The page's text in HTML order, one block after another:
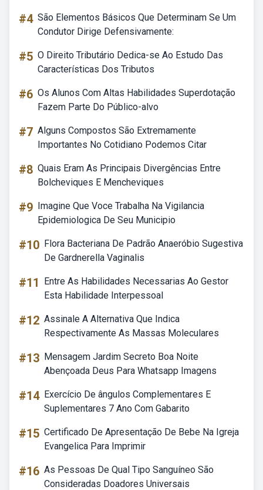
#4 São Elementos Básicos Que Determinam Se Um
Condutor Dirige Defensivamente:
#5 O Direito Tributário Dedica-se Ao Estudo Das
Características Dos Tributos
#6 Os Alunos Com Altas Habilidades Superdotação
Fazem Parte Do Público-alvo
#7 Alguns Compostos São Extremamente
Importantes No Cotidiano Podemos Citar
#8 Quais Eram As Principais Divergências Entre
Bolcheviques E Mencheviques
#9 Imagine Que Voce Trabalha Na Vigilancia
Epidemiologica De Seu Municipio
#10 Flora Bacteriana De Padrão Anaeróbio Sugestiva
De Gardnerella Vaginalis
#11
Entre As Habilidades Necessarias Ao Gestor
Esta Habilidade Interpessoal
#12 Assinale A Alternativa Que Indica
Respectivamente As Massas Moleculares
#13 Mensagem Jardim Secreto Boa Noite
Abençoada Deus Para Whatsapp Imagens
#14 Exercício De ângulos Complementares E
Suplementares 7 Ano Com Gabarito
#15 Certificado De Apresentação De Bebe Na Igreja
Evangelica Para Imprimir
#16 As Pessoas De Qual Tipo Sanguíneo São
Consideradas Doadores Universais